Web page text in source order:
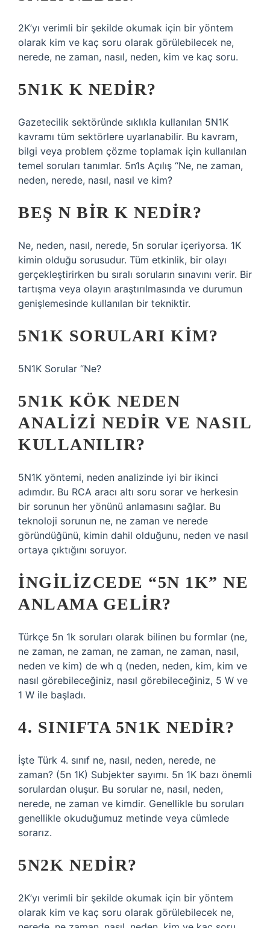
2K’yı verimli bir şekilde okumak için bir yöntem
olarak kim ve kaç soru olarak görülebilecek ne,
nerede, ne zaman, nasıl, neden, kim ve kaç soru.
5N1K K NEDIR?
Gazetecilik sektöründe sıklıkla kullanılan 5N1K
kavramı tüm sektörlere uyarlanabilir. Bu kavram,
bilgi veya problem çözme toplamak için kullanılan
temel soruları tanımlar. 5n1s Açılış “Ne, ne zaman,
neden, nerede, nasıl, nasıl ve kim?
BEŞ N BIR K NEDIR?
Ne, neden, nasıl, nerede, 5n sorular içeriyorsa. 1K
kimin olduğu sorusudur. Tüm etkinlik, bir olayı
gerçekleştirirken bu sıralı soruların sınavını verir. Bir
tartışma veya olayın araştırılmasında ve durumun
genişlemesinde kullanılan bir tekniktir.
5N1K SORULARI KIM?
5N1K Sorular “Ne?
5N1K KÖK NEDEN
ANALIZI NEDIR VE NASIL
KULLANILIR?
5N1K yöntemi, neden analizinde iyi bir ikinci
adımdır. Bu RCA aracı altı soru sorar ve herkesin
bir sorunun her yönünü anlamasını sağlar. Bu
teknoloji sorunun ne, ne zaman ve nerede
göründüğünü, kimin dahil olduğunu, neden ve nasıl
ortaya çıktığını soruyor.
İNGILIZCEDE “5N 1K” NE
ANLAMA GELIR?
Türkçe 5n 1k soruları olarak bilinen bu formlar (ne,
ne zaman, ne zaman, ne zaman, ne zaman, nasıl,
neden ve kim) de wh q (neden, neden, kim, kim ve
nasıl görebileceğiniz, nasıl görebileceğiniz, 5 W ve
1 W ile başladı.
4. SINIFTA 5N1K NEDIR?
İşte Türk 4. sınıf ne, nasıl, neden, nerede, ne
zaman? (5n 1K) Subjekter sayımı. 5n 1K bazı önemli
sorulardan oluşur. Bu sorular ne, nasıl, neden,
nerede, ne zaman ve kimdir. Genellikle bu soruları
genellikle okuduğumuz metinde veya cümlede
sorarız.
5N2K NEDIR?
2K’yı verimli bir şekilde okumak için bir yöntem
olarak kim ve kaç soru olarak görülebilecek ne,